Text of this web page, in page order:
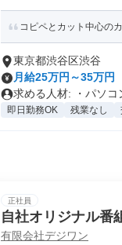
コピペとカット中心の
東京都渋谷区渋谷
月給25万円～35万円
求める人材: ・パソコ
即日勤務OK 残業なし
正社員
自社オリジナル番
有限会社デジワン